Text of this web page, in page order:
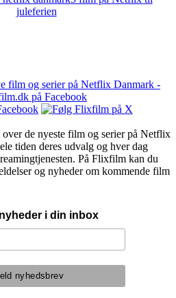
juleferien
film og serier på Netflix Danmark -
på Facebook
de nyeste film og serier på Netflix
tiden deres udvalg og hver dag
På Flixfilm kan du
og nyheder om kommende film
i din inbox